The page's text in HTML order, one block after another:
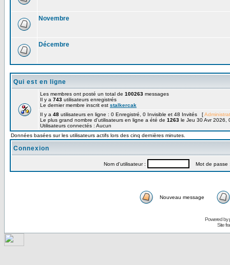
Novembre
Décembre
Qui est en ligne
Les membres ont posté un total de 100263 messages
Il y a 743 utilisateurs enregistrés
Le dernier membre inscrit est stalkercak
Il y a 48 utilisateurs en ligne : 0 Enregistré, 0 Invisible et 48 Invités [
Le plus grand nombre d'utilisateurs en ligne a été de 1263 le Jeu 30 Avr 2026,
Utilisateurs connectés : Aucun
Données basées sur les utilisateurs actifs lors des cinq dernières minutes.
Connexion
Nom d'utilisateur : Mot de passe
Nouveau message
Powered by
Site